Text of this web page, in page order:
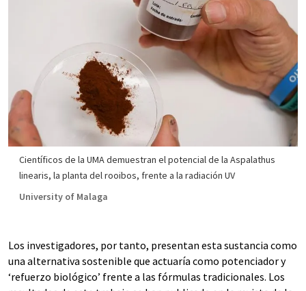
Científicos de la UMA demuestran el potencial de la Aspalathus
linearis, la planta del rooibos, frente a la radiación UV
University of Malaga
Los investigadores, por tanto, presentan esta sustancia como
una alternativa sostenible que actuaría como potenciador y
‘refuerzo biológico’ frente a las fórmulas tradicionales. Los